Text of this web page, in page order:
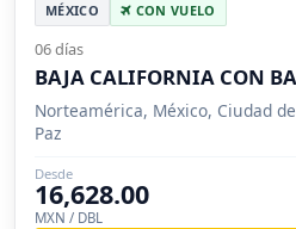
MÉXICO CON VUELO
06 días
BAJA CALIFORNIA CON
Norteamérica, México, Ciudad
Paz
Desde
16,628.00
MXN / DBL